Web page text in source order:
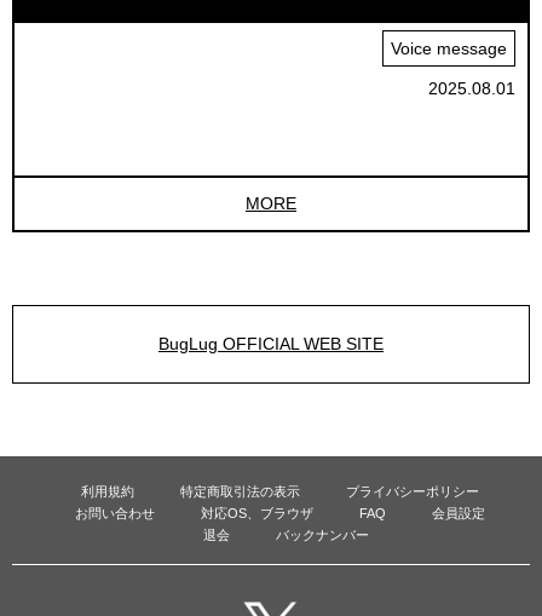
Voice message
2025.08.01
MORE
BugLug OFFICIAL WEB SITE
利用規約 特定商取引法の表示
プライバシーポリシー
お問い合わせ
対応OS、ブラウザ FAQ
会員設定
退会
バックナンバー